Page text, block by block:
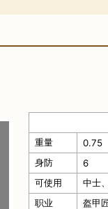
重量
0.75
身防
6
可使用
中士
职业
盔甲